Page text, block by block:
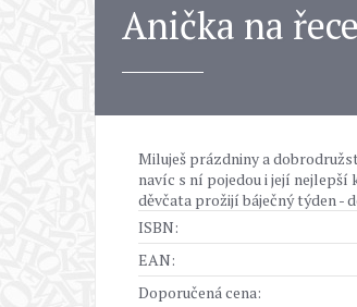
Anička na
Miluješ prázdniny a
navíc s ní pojedou i její nejlepší
děvčata prožijí báječný týden -
ISBN:
EAN:
Doporučená cena: